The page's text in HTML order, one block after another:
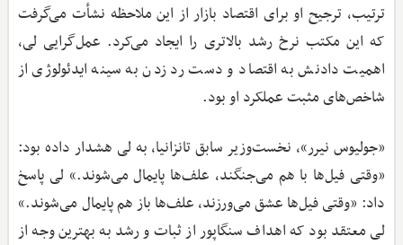
ترتیب، ترجیح او برای اقتصاد بازار از این ملاحظه نشأت می‌گرفت
که این مکتب نرخ رشد بالاتری را ایجاد می‌کرد. عمل‌گرایی لی،
اهمیت دادنش به اقتصاد و دست رد زدن به سینه ایدئولوژی از
شاخص‌های مثبت عملکرد او بود.
«جولیوس نیرر»، نخست‌وزیر سابق تانزانیا، به لی هشدار داده بود:
«وقتی فیل‌ها با هم می‌جنگند، علف‌ها پایمال می‌شوند.» لی پاسخ
داد: «وقتی فیل‌ها عشق می‌ورزند، علف‌ها باز هم پایمال می‌شوند.»
لی معتقد بود که اهداف سنگاپور از ثبات و رشد به بهترین وجه از